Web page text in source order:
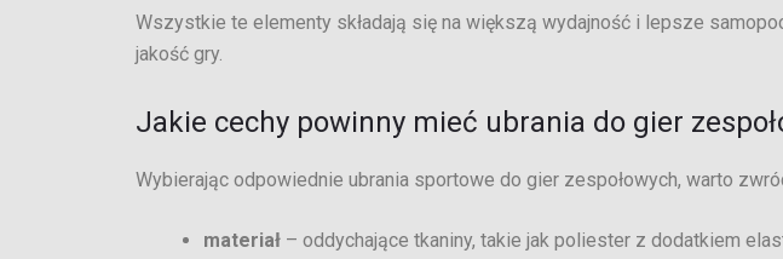
Wszystkie te elementy składają się na większą wydajność i lepsze
jakość gry.
Jakie cechy powinny mieć ubrania do gier
Wybierając odpowiednie ubrania sportowe do gier zespołowych, warto
materiał – oddychające tkaniny, takie jak poliester z dodatkiem